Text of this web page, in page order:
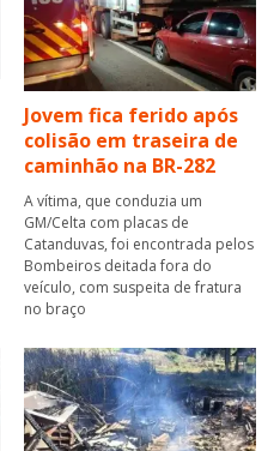
Jovem fica ferido após
colisão em traseira de
caminhão na BR-282
A vítima, que conduzia um
GM/Celta com placas de
Catanduvas, foi encontrada pelos
Bombeiros deitada fora do
veículo, com suspeita de fratura
no braço